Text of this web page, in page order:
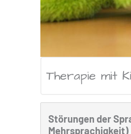
Therapie mit
Störungen der
Mehrsprachigkeit)